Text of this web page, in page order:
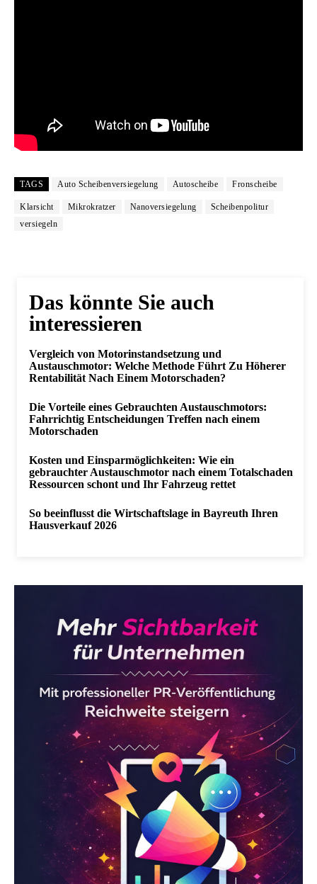
TAGS Auto Scheibenversiegelung Autoscheibe Fronscheibe
Klarsicht Mikrokratzer Nanoversiegelung
Scheibenpolitur
versiegeln
Das könnte Sie auch
interessieren
Vergleich von Motorinstandsetzung und
Austauschmotor: Welche Methode Führt Zu Höherer
Rentabilität Nach Einem Motorschaden?
Die Vorteile eines Gebrauchten Austauschmotors:
Fahrrichtig Entscheidungen Treffen nach einem
Motorschaden
Kosten und Einsparmöglichkeiten: Wie ein
gebrauchter Austauschmotor nach einem Totalschaden
Ressourcen schont und Ihr Fahrzeug rettet
So beeinflusst die Wirtschaftslage in Bayreuth Ihren
Hausverkauf 2026